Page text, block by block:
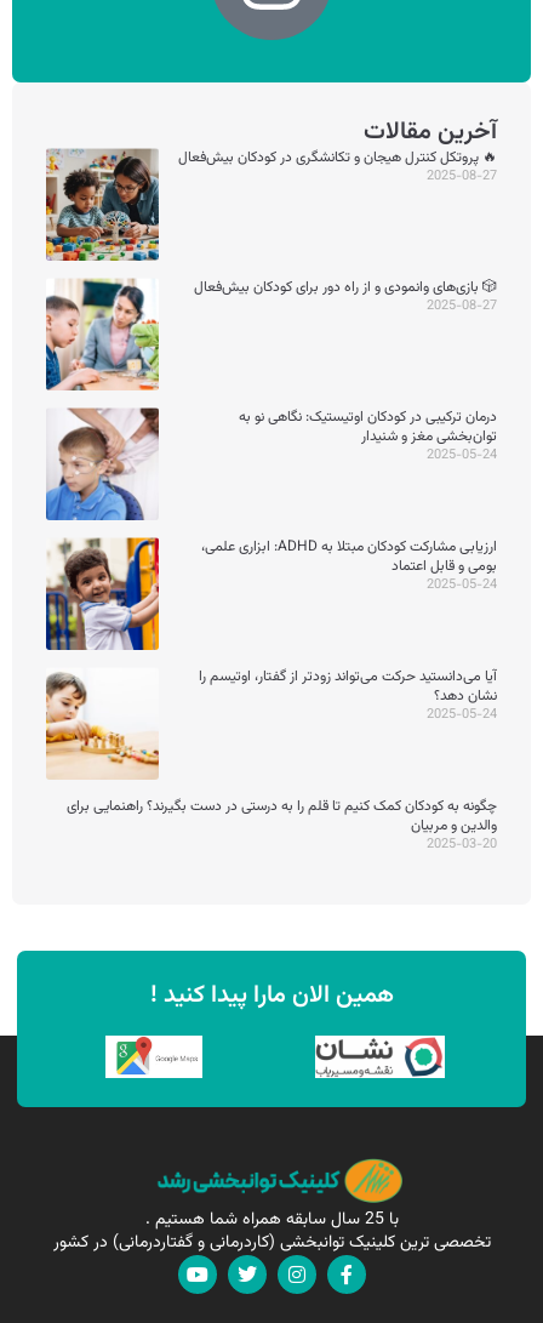
آخرین مقالات
🔥 پروتکل کنترل هیجان و تکانشگری در کودکان بیش‌فعال
2025-08-27
🎲 بازی‌های وانمودی و از راه دور برای کودکان بیش‌فعال
2025-08-27
درمان ترکیبی در کودکان اوتیستیک: نگاهی نو به
توان‌بخشی مغز و شنیدار
2025-05-24
ارزیابی مشارکت کودکان مبتلا به ADHD: ابزاری علمی،
بومی و قابل اعتماد
2025-05-24
آیا می‌دانستید حرکت می‌تواند زودتر از گفتار، اوتیسم را
نشان دهد؟
2025-05-24
چگونه به کودکان کمک کنیم تا قلم را به درستی در دست بگیرند؟ راهنمایی برای
والدین و مربیان
2025-03-20
همین الان مارا پیدا کنید !
با 25 سال سابقه همراه شما هستیم .
تخصصی ترین کلینیک توانبخشی (کاردرمانی و گفتاردرمانی) در کشور